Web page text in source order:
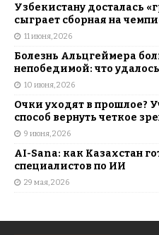
Узбекистану досталась
сыграет сборная на
11 июня, 2026
Болезнь Альцгеймера
непобедимой: что
10 июня, 2026
Очки уходят в прошлое?
способ вернуть четкое
9 июня, 2026
AI-Sana: как Казахстан
специалистов по ИИ
29 мая, 2026